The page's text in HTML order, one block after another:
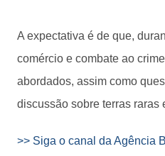
A expectativa é de que,
comércio e combate ao
abordados, assim como
discussão sobre terras raras
>> Siga o canal da Agência